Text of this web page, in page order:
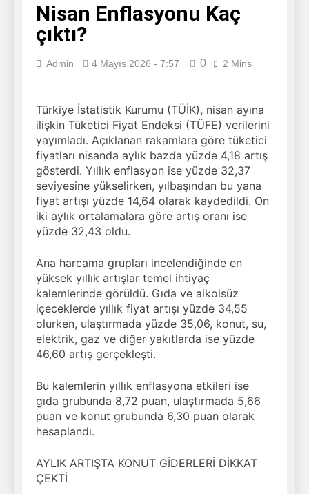
7 Ağustos 2026 - 15:52
Terörsüz Türkiye
easyJet’in Yeni Sahibi
Ayrılık Acısını
Atlatmanın Bilimsel
Yolları
7 Ağustos 2026 - 12:34
Yapay Zekânın
Kazandırdığı Zaman
Nereye Gidiyor?
7 Ağustos 2026 - 11:22
Türkiye Küresel
Üretim Üssü Olmaya
POWER’dan
Guinness Dünya
Rekoru
7 Ağustos 2026 - 10:14
Nisan Enflasyonu Kaç
çıktı?
Admin 4 Mayıs 2026 - 7:57 0 2 Mins
Türkiye İstatistik Kurumu (TÜİK), nisan ayına
ilişkin Tüketici Fiyat Endeksi (TÜFE) verilerini
yayımladı. Açıklanan rakamlara göre tüketici
fiyatları nisanda aylık bazda yüzde 4,18 artış
gösterdi. Yıllık enflasyon ise yüzde 32,37
seviyesine yükselirken, yılbaşından bu yana
fiyat artışı yüzde 14,64 olarak kaydedildi. On
iki aylık ortalamalara göre artış oranı ise
yüzde 32,43 oldu.
Ana harcama grupları incelendiğinde en
yüksek yıllık artışlar temel ihtiyaç
kalemlerinde görüldü. Gıda ve alkolsüz
içeceklerde yıllık fiyat artışı yüzde 34,55
olurken, ulaştırmada yüzde 35,06, konut, su,
elektrik, gaz ve diğer yakıtlarda ise yüzde
46,60 artış gerçekleşti.
Bu kalemlerin yıllık enflasyona etkileri ise
gıda grubunda 8,72 puan, ulaştırmada 5,66
puan ve konut grubunda 6,30 puan olarak
hesaplandı.
AYLIK ARTIŞTA KONUT GİDERLERİ DİKKAT
ÇEKTİ